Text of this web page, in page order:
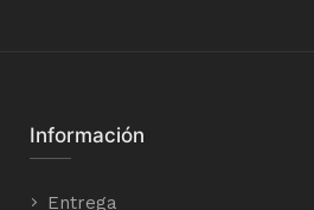
Información
Entrega